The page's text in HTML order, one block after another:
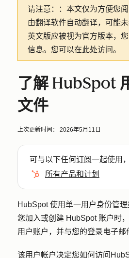
请注意： ：本文仅为方便您阅
由翻译软件自动翻译，可能
英文版应被视为官方版本，
信息。您可以在此处访问。
了解 HubSpot
文件
上次更新时间： 2026年5月11日
可与以下任何订阅一起使用
所有产品和计划
HubSpot 使用单一用户身份管
您加入或创建 HubSpot 账户时
用户账户，并与您的登录电子邮
该用户帐户决定您如何访问